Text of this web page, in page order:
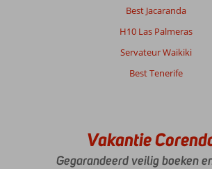
Best Jacaranda
H10 Las Palmeras
Servateur Waikiki
Best Tenerife
Vakantie
Gegarandeerd veilig boeken